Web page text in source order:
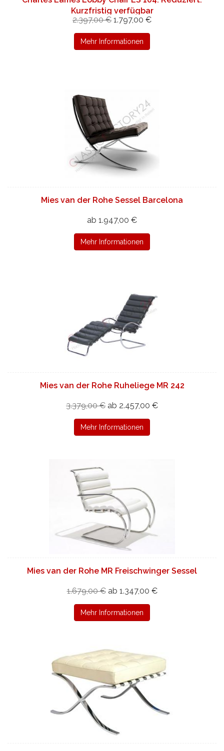
Kurzfristig verfügbar
2.397,00 € 1.797,00 €
Mehr Informationen
Mies van der Rohe Sessel Barcelona
ab 1.947,00 €
Mehr Informationen
Mies van der Rohe Ruheliege MR 242
3.379,00 € ab 2.457,00 €
Mehr Informationen
Mies van der Rohe MR Freischwinger Sessel
1.679,00 € ab 1.347,00 €
Mehr Informationen